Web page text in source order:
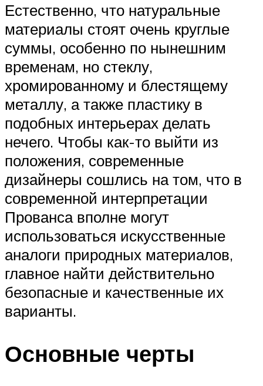
Естественно, что натуральные
материалы стоят очень круглые
суммы, особенно по нынешним
временам, но стеклу,
хромированному и блестящему
металлу, а также пластику в
подобных интерьерах делать
нечего. Чтобы как-то выйти из
положения, современные
дизайнеры сошлись на том, что в
современной интерпретации
Прованса вполне могут
использоваться искусственные
аналоги природных материалов,
главное найти действительно
безопасные и качественные их
варианты.
Основные черты